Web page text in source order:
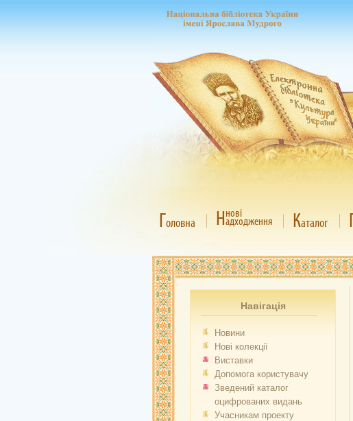
Головна Ннові
адходження Каталог
Навігація
Новини
Нові колекції
Виставки
Допомога користувачу
Зведений каталог
оцифрованих видань
Учасникам проекту